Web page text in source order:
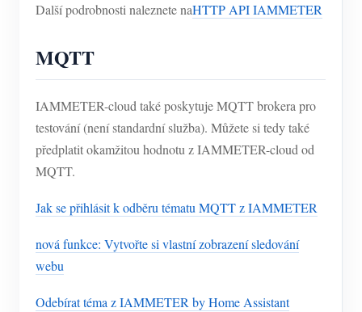
Další podrobnosti naleznete naHTTP API IAMMETER
MQTT
IAMMETER-cloud také poskytuje MQTT brokera pro
testování (není standardní služba). Můžete si tedy také
předplatit okamžitou hodnotu z IAMMETER-cloud od
MQTT.
Jak se přihlásit k odběru tématu MQTT z IAMMETER
nová funkce: Vytvořte si vlastní zobrazení sledování
webu
Odebírat téma z IAMMETER by Home Assistant